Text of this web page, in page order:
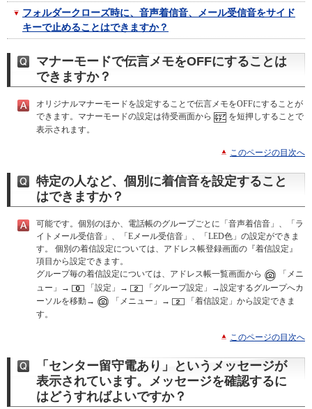
フォルダークローズ時に、音声着信音、メール受信音をサイド
キーで止めることはできますか？
マナーモードで伝言メモをOFFにすることは
できますか？
オリジナルマナーモードを設定することで伝言メモをOFFにすることが
できます。マナーモードの設定は待受画面から
を短押しすることで
表示されます。
このページの目次へ
特定の人など、個別に着信音を設定すること
はできますか？
可能です。個別のほか、電話帳のグループごとに「音声着信音」、「ラ
イトメール受信音」、「Eメール受信音」、「LED色」の設定ができま
す。 個別の着信設定については、アドレス帳登録画面の『着信設定』
項目から設定できます。
グループ毎の着信設定については、アドレス帳一覧画面から
「メニ
ュー」→
「設定」→
「グループ設定」→設定するグループへカ
ーソルを移動→
「メニュー」→
「着信設定」から設定できま
す。
このページの目次へ
「センター留守電あり」というメッセージが
表示されています。メッセージを確認するに
はどうすればよいですか？